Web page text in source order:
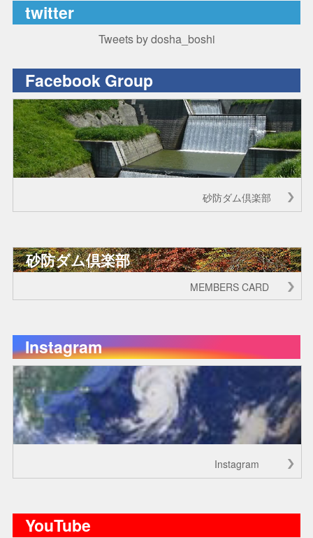
twitter
Tweets by dosha_boshi
Facebook Group
砂防ダム倶楽部
砂防ダム倶楽部
MEMBERS CARD
Instagram
Instagram
YouTube